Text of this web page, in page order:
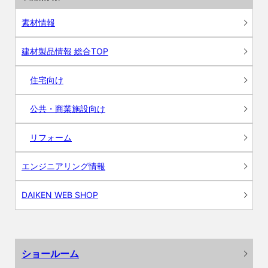
素材情報
建材製品情報 総合TOP
住宅向け
公共・商業施設向け
リフォーム
エンジニアリング情報
DAIKEN WEB SHOP
ショールーム